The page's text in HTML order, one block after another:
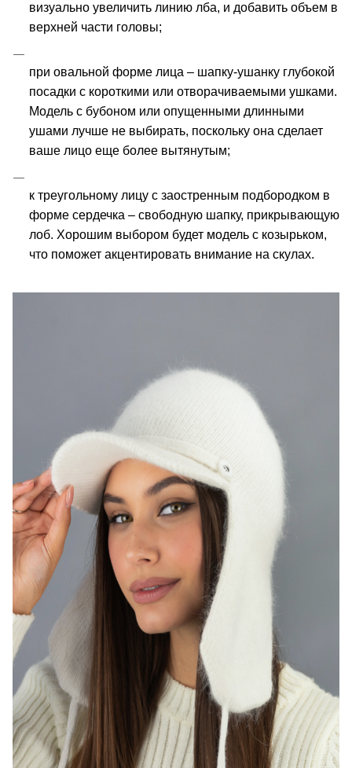
визуально увеличить линию лба, и добавить объем в
верхней части головы;
при овальной форме лица – шапку-ушанку глубокой
посадки с короткими или отворачиваемыми ушками.
Модель с бубоном или опущенными длинными
ушами лучше не выбирать, поскольку она сделает
ваше лицо еще более вытянутым;
к треугольному лицу с заостренным подбородком в
форме сердечка – свободную шапку, прикрывающую
лоб. Хорошим выбором будет модель с козырьком,
что поможет акцентировать внимание на скулах.